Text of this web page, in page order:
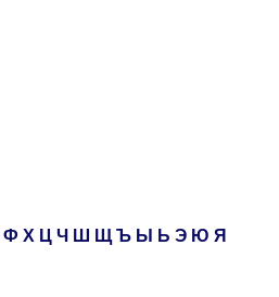
Ф Х Ц Ч Ш Щ Ъ Ы Ь Э Ю Я